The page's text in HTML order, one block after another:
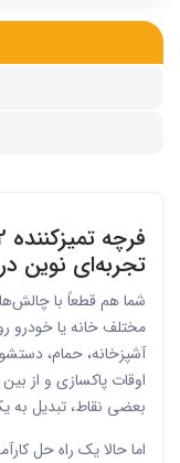
تجربه‌ای نوین
شما هم قطعاً با
مختلف خانه یا خودرو
آشپزخانه، حمام،
اوقات پاکسازی و از
بعضی نقاط، تبدیل به